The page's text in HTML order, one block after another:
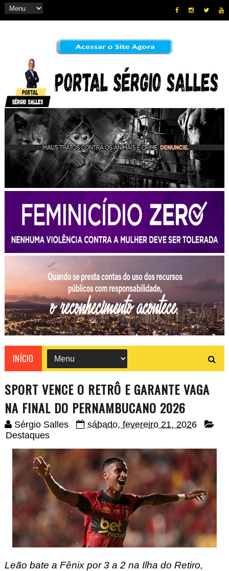
INÍCIO
SPORT VENCE O RETRÔ E GARANTE VAGA
NA FINAL DO PERNAMBUCANO 2026
Sérgio Salles
sábado, fevereiro 21, 2026
Destaques
Leão bate a Fênix por 3 a 2 na Ilha do Retiro,